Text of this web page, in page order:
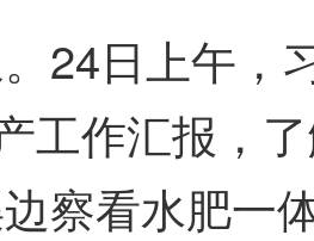
日上午，
工作汇报，
察看水肥一